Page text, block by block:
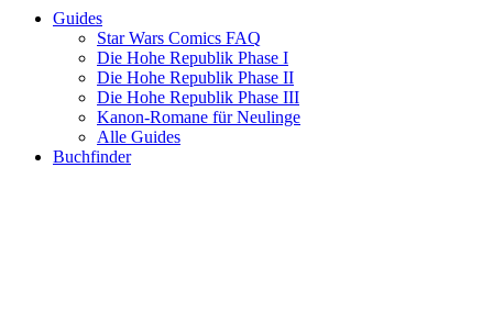
Guides
Star Wars Comics FAQ
Die Hohe Republik Phase I
Die Hohe Republik Phase II
Die Hohe Republik Phase III
Kanon-Romane für Neulinge
Alle Guides
Buchfinder